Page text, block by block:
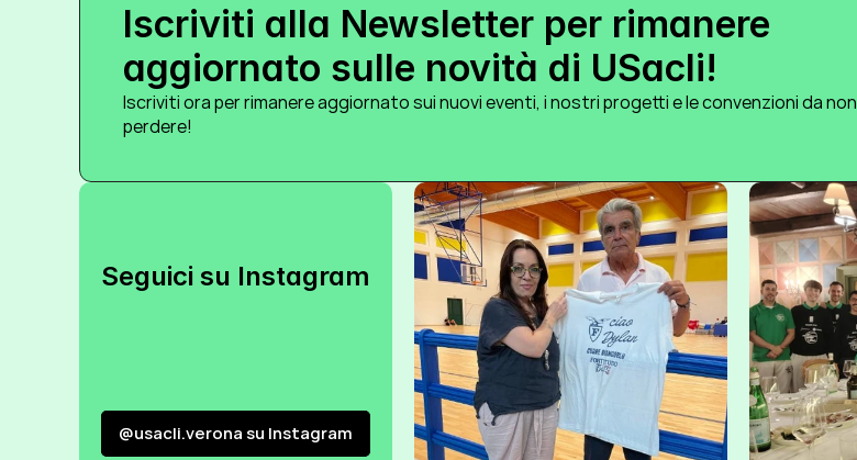
Iscriviti alla Newsletter per rimanere
aggiornato sulle novità di USacli!
Iscriviti ora per rimanere aggiornato sui nuovi eventi, i nostri progetti e le convenzioni da non
perdere!
Seguici su Instagram
@usacli.verona su Instagram
@usacli.verona su Instagram